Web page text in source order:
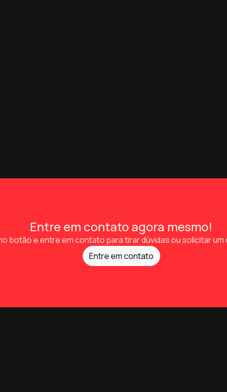
Entre em contato agora mesmo!
botão e entre em contato para tirar dúvidas ou solicitar
Entre em contato